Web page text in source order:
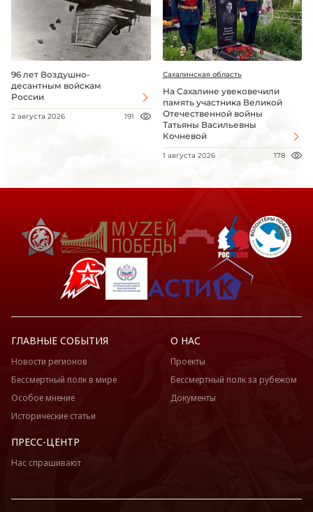
96 лет Воздушно-
десантным войскам
России
2 августа 2026 191
Сахалинская область
На Сахалине увековечили
память участника Великой
Отечественной войны
Татьяны Васильевны
Кочневой
1 августа 2026 178
ГЛАВНЫЕ СОБЫТИЯ
Новости регионов
Бессмертный полк в мире
Особое мнение
Исторические статьи
О НАС
Проекты
Бессмертный полк за рубежом
Документы
ПРЕСС-ЦЕНТР
Нас спрашивают